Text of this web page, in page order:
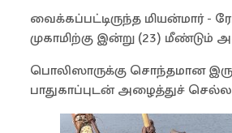
வைக்கப்பட்டிருந்த மியன்மார்
முகாமிற்கு இன்று (23)
பொலிஸாருக்கு சொந்தமான
பாதுகாப்புடன் அழைத்துச்